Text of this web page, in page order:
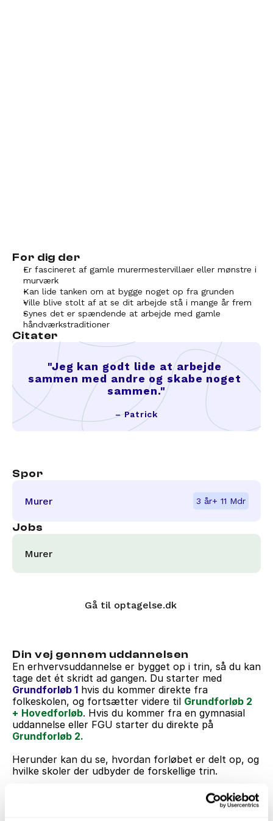
For dig der
Er fascineret af gamle murermestervillaer eller mønstre i
murværk
Kan lide tanken om at bygge noget op fra grunden
Ville blive stolt af at se dit arbejde stå i mange år frem
Synes det er spændende at arbejde med gamle
håndværkstraditioner
Citater
"Jeg kan godt lide at arbejde
sammen med andre og skabe noget
sammen."
– Patrick
Spor
Murer 3 år+ 11 Mdr
Jobs
Murer
Gå til optagelse.dk
Din vej gennem uddannelsen
En erhvervsuddannelse er bygget op i trin, så du kan
Grundforløb 1 hvis du kommer direkte fra
folkeskolen, og fortsætter videre til Grundforløb 2
+ Hovedforløb. Hvis du kommer fra en gymnasial
Grundforløb 2.
Herunder kan du se, hvordan forløbet er delt op, og
hvilke skoler der udbyder de forskellige trin.